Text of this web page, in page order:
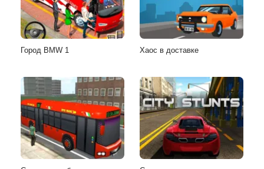
Город BMW 1 Хаос в доставке